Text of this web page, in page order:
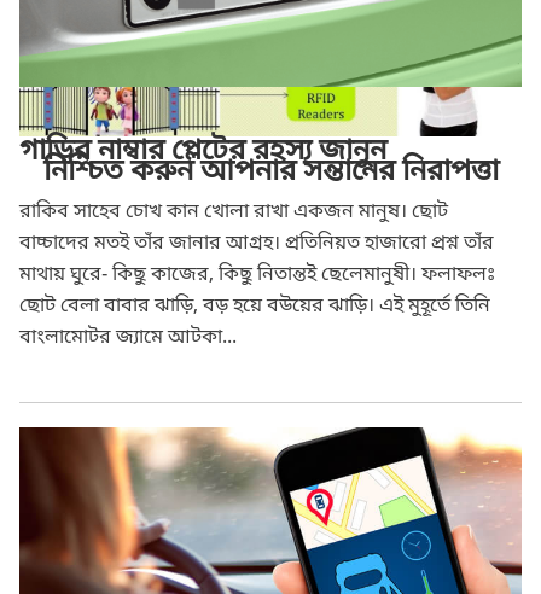
নিশ্চিত করুন আপনার সন্তানের নিরাপত্তা
গাড়ির নাম্বার প্লেটের রহস্য জানুন
রাকিব সাহেব চোখ কান খোলা রাখা একজন মানুষ। ছোট
বাচ্চাদের মতই তাঁর জানার আগ্রহ। প্রতিনিয়ত হাজারো প্রশ্ন তাঁর
মাথায় ঘুরে- কিছু কাজের, কিছু নিতান্তই ছেলেমানুষী। ফলাফলঃ
ছোট বেলা বাবার ঝাড়ি, বড় হয়ে বউয়ের ঝাড়ি। এই মুহূর্তে তিনি
বাংলামোটর জ্যামে আটকা...